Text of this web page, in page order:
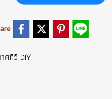
ศทีวี DIY